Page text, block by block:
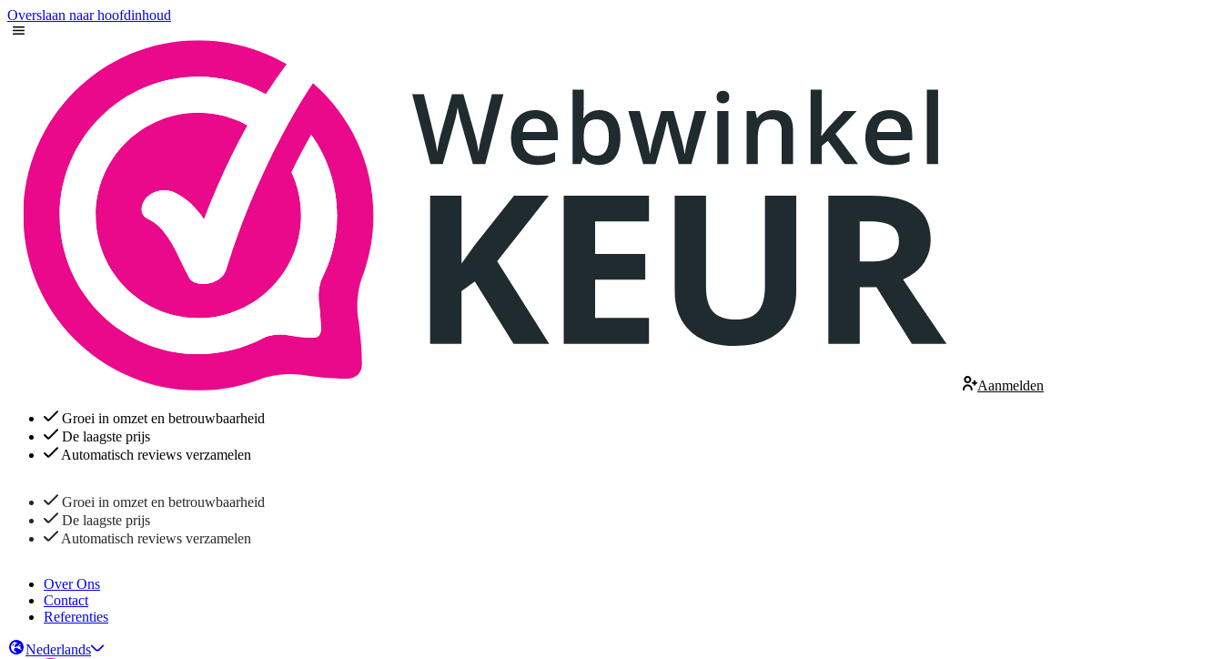
Overslaan naar hoofdinhoud
Aanmelden
Groei in omzet en betrouwbaarheid
De laagste prijs
Automatisch reviews verzamelen
Groei in omzet en betrouwbaarheid
De laagste prijs
Automatisch reviews verzamelen
Over Ons
Contact
Referenties
Nederlands